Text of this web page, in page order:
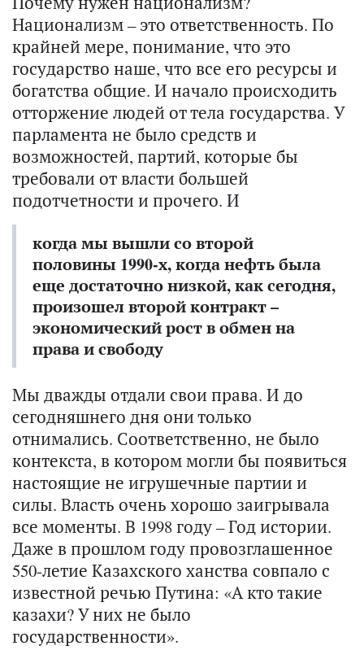
Национализм – это ответственность. По
крайней мере, понимание, что это
государство наше, что все его ресурсы и
богатства общие. И начало происходить
отторжение людей от тела государства. У
парламента не было средств и
возможностей, партий, которые бы
требовали от власти большей
подотчетности и прочего. И
когда мы вышли со второй
половины 1990-х, когда нефть была
еще достаточно низкой, как сегодня,
произошел второй контракт –
экономический рост в обмен на
права и свободу
Мы дважды отдали свои права. И до
сегодняшнего дня они только
отнимались. Соответственно, не было
контекста, в котором могли бы появиться
настоящие не игрушечные партии и
силы. Власть очень хорошо заигрывала
все моменты. В 1998 году – Год истории.
Даже в прошлом году провозглашенное
550-летие Казахского ханства совпало с
известной речью Путина: «А кто такие
казахи? У них не было
государственности».